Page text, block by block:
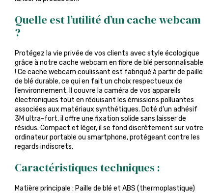
Quelle est l’utilité d’un cache webcam
?
Protégez la vie privée de vos clients avec style écologique
grâce à notre cache webcam en fibre de blé personnalisable
! Ce cache webcam coulissant est fabriqué à partir de paille
de blé durable, ce qui en fait un choix respectueux de
l’environnement. Il couvre la caméra de vos appareils
électroniques tout en réduisant les émissions polluantes
associées aux matériaux synthétiques. Doté d’un adhésif
3M ultra-fort, il offre une fixation solide sans laisser de
résidus. Compact et léger, il se fond discrètement sur votre
ordinateur portable ou smartphone, protégeant contre les
regards indiscrets.
Caractéristiques techniques :
Matière principale : Paille de blé et ABS (thermoplastique)